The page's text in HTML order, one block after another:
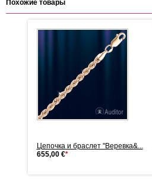
Похожие товары
Цепочка и браслет "Веревка&...
655,00 €*